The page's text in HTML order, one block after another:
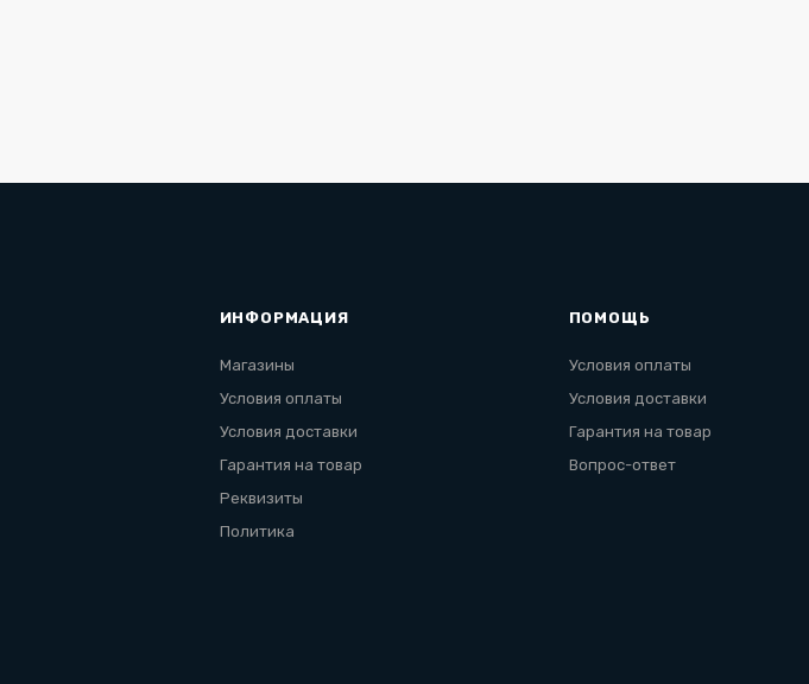
ИНФОРМАЦИЯ
Магазины
Условия оплаты
Условия доставки
Гарантия на товар
Реквизиты
Политика
ПОМОЩЬ
Условия оплаты
Условия доставки
Гарантия на товар
Вопрос-ответ